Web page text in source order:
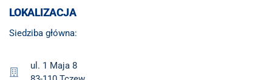
LOKALIZACJA
Siedziba główna:
ul. 1 Maja 8